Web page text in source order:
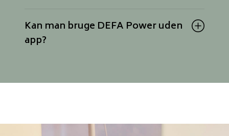
Kan man bruge DEFA Power uden
app?